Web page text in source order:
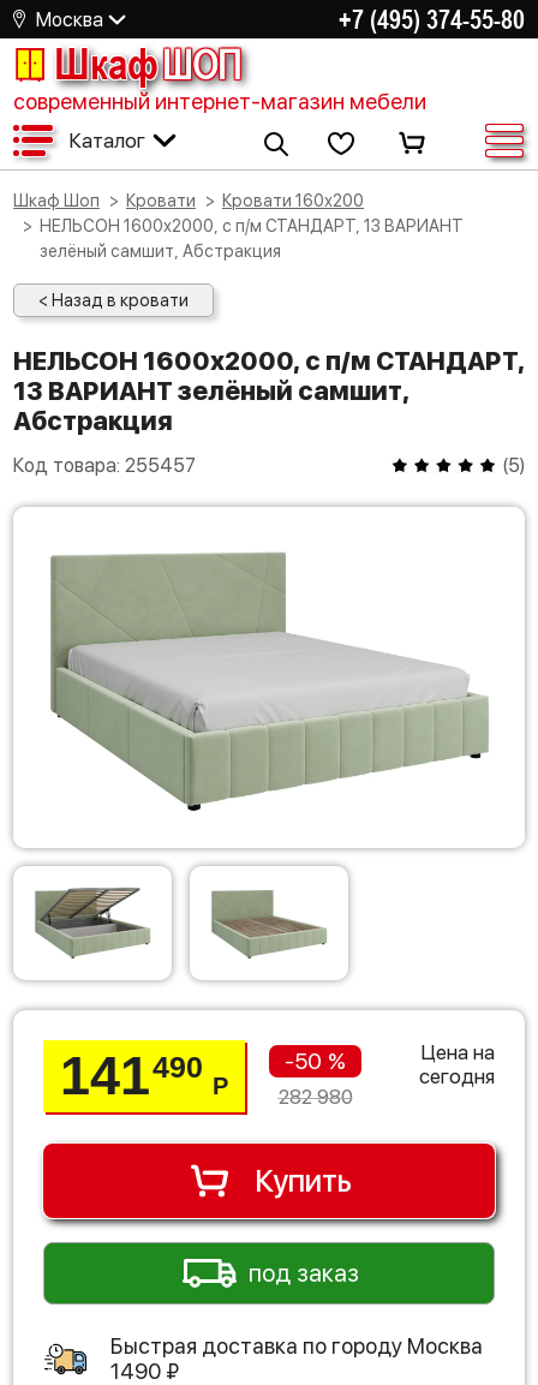
Москва +7 (495) 374-55-80
ШкафШОП
современный интернет-магазин мебели
Каталог
Шкаф Шоп Кровати
Кровати 160х200
НЕЛЬСОН 1600х2000, с п/м СТАНДАРТ, 13 ВАРИАНТ
зелёный самшит, Абстракция
< Назад в кровати
НЕЛЬСОН 1600х2000, с п/м СТАНДАРТ,
13 ВАРИАНТ зелёный самшит,
Абстракция
Код товара: 255457 (5)
141490
Р
-50 %
282 980
Цена на
сегодня
Купить
под заказ
Быстрая доставка по городу Москва
1490 ₽